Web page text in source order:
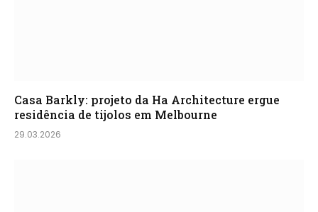
Casa Barkly: projeto da Ha Architecture ergue
residência de tijolos em Melbourne
29.03.2026